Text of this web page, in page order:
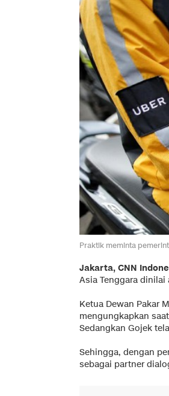
Praktik meminta
Jakarta, CNN
Asia Tenggara
Ketua Dewan Pakar
mengungkapkan
Sedangkan Gojek
Sehingga, dengan
sebagai partner